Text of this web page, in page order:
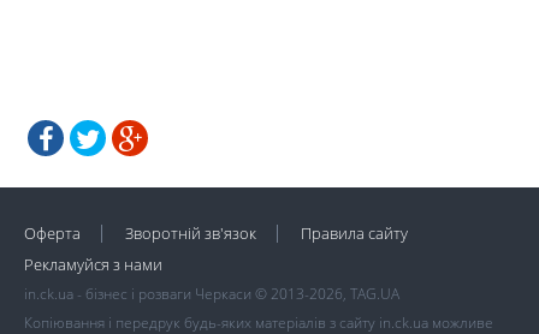
Оферта Зворотній зв'язок
Правила сайту
Рекламуйся з нами
in.ck.ua - бізнес і розваги Черкаси © 2013-2026, TAG.UA
Копіювання і передрук будь-яких матеріалів з сайту in.ck.ua можливе